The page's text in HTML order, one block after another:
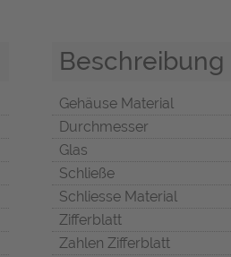
Beschreibung
Gehäuse Material
Durchmesser
Glas
Schließe
Schliesse Material
Zifferblatt
Zahlen Zifferblatt